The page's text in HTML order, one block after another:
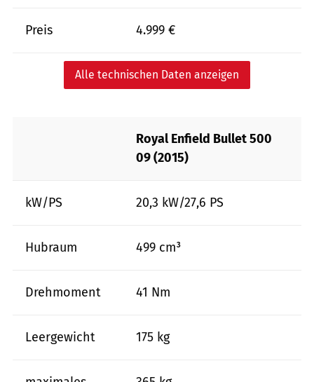
Preis 4.999 €
Alle technischen Daten anzeigen
Royal Enfield Bullet 500
09 (2015)
kW/PS 20,3 kW/27,6 PS
Hubraum 499 cm³
Drehmoment 41 Nm
Leergewicht 175 kg